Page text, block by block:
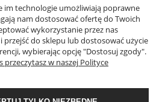
I DOSTAWA
KONTAKT
im technologie umożliwiają poprawne
nam dostosować ofertę do Twoich
wykorzystanie przez nas
do sklepu lub dostosować użycie
wybierając opcję "Dostosuj zgody".
przeczytasz w naszej Polityce